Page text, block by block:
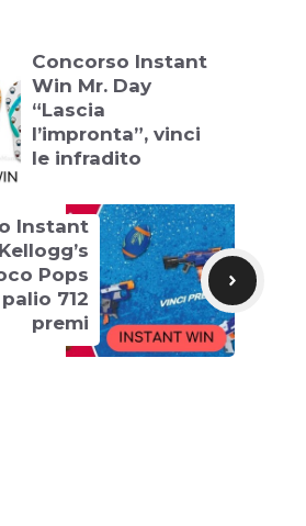
Concorso Instant
Win Mr. Day
“Lascia
l’impronta”, vinci
le infradito
Instant
Pops
712
premi